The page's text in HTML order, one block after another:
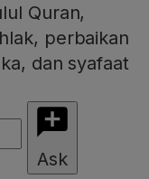
Quran,
perbaikan
dan syafaat
Ask